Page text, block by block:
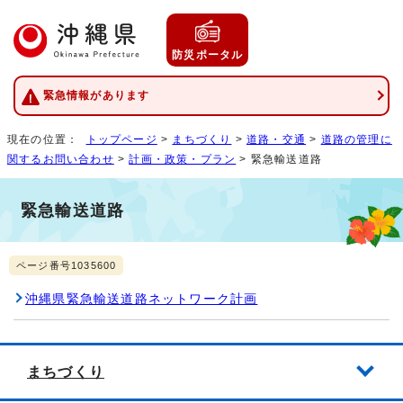
防災ポータル
緊急情報があります
現在の位置： トップページ > まちづくり >道路・交通 > 道路の管理に
関するお問い合わせ >計画・政策・プラン > 緊急輸送道路
緊急輸送道路
ページ番号1035600
沖縄県緊急輸送道路ネットワーク計画
まちづくり